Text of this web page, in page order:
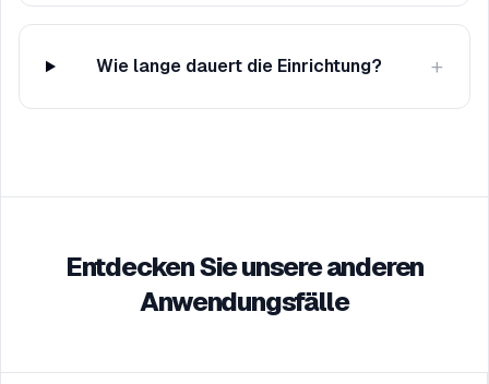
Wie lange dauert die Einrichtung? +
Entdecken Sie unsere anderen
Anwendungsfälle